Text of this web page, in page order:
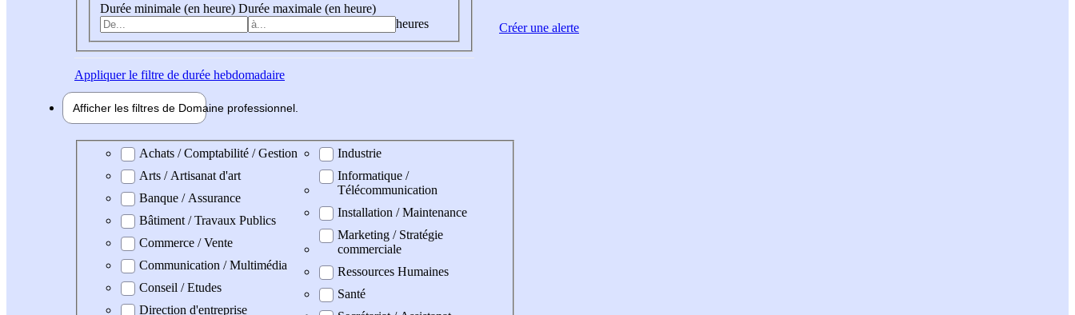
Durée minimale (en heure) Durée maximale (en heure)
heures
Appliquerle filtre de durée hebdomadaire
Afficher les filtres de Domaine professionnel
Domaine professionel
Achats / Comptabilité / Gestion
Arts / Artisanat d'art
Banque / Assurance
Bâtiment / Travaux Publics
Commerce / Vente
Communication / Multimédia
Conseil / Etudes
Direction d'entreprise
Industrie
Informatique /
Télécommunication
Installation / Maintenance
Marketing / Stratégie
commerciale
Ressources Humaines
Santé
Créer une alerte